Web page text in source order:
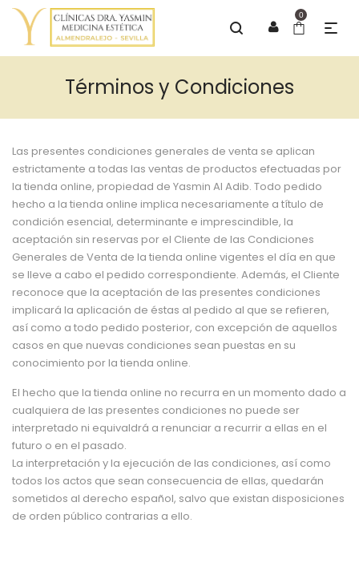
0
Términos y Condiciones
Las presentes condiciones generales de venta se aplican
estrictamente a todas las ventas de productos efectuadas por
la tienda online, propiedad de Yasmin Al Adib. Todo pedido
hecho a la tienda online implica necesariamente a título de
condición esencial, determinante e imprescindible, la
aceptación sin reservas por el Cliente de las Condiciones
Generales de Venta de la tienda online vigentes el día en que
se lleve a cabo el pedido correspondiente. Además, el Cliente
reconoce que la aceptación de las presentes condiciones
implicará la aplicación de éstas al pedido al que se refieren,
así como a todo pedido posterior, con excepción de aquellos
casos en que nuevas condiciones sean puestas en su
conocimiento por la tienda online.
El hecho que la tienda online no recurra en un momento dado a
cualquiera de las presentes condiciones no puede ser
interpretado ni equivaldrá a renunciar a recurrir a ellas en el
futuro o en el pasado.
La interpretación y la ejecución de las condiciones, así como
todos los actos que sean consecuencia de ellas, quedarán
sometidos al derecho español, salvo que existan disposiciones
de orden público contrarias a ello.